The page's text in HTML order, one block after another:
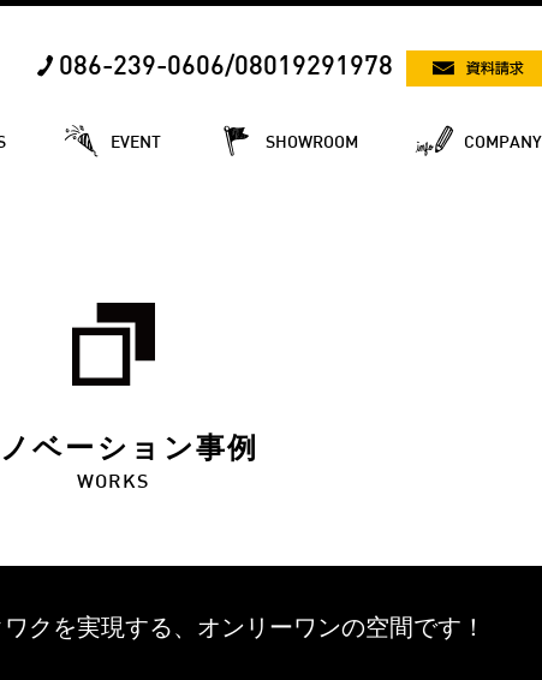
086-239-0606/08019291978
EVENT SHOWROOM COMPANY
ベーション事例
WORKS
クを実現する、 オンリーワンの空間です！